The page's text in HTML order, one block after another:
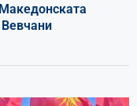
Вевчани